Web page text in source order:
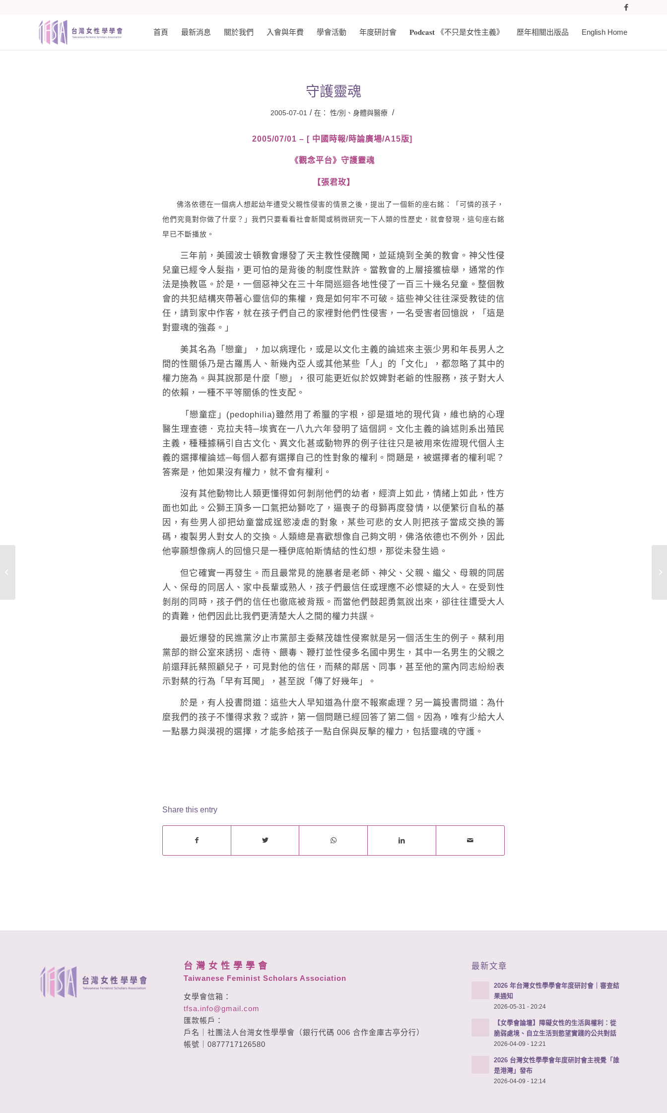
首頁 最新消息 關於我們 入會與年費 學會活動 年度研討會 𝐏𝐨𝐝𝐜𝐚𝐬𝐭 《不只是女性主義》 歷年相關出版品 English Home
守護靈魂
2005-07-01 / 在： 性/別、身體與醫療 /
2005/07/01 – [ 中國時報/時論廣場/A15版]
《觀念平台》守護靈魂
【張君玫】
佛洛依德在一個病人想起幼年遭受父親性侵害的情景之後，提出了一個新的座右銘：「可憐的孩子，
他們究竟對你做了什麼？」我們只要看看社會新聞或稍微研究一下人類的性歷史，就會發現，這句座右銘
早已不斷播放。
三年前，美國波士頓教會爆發了天主教性侵醜聞，並延燒到全美的教會。神父性侵
兒童已經令人髮指，更可怕的是背後的制度性默許。當教會的上層接獲檢舉，通常的作
法是換教區。於是，一個惡神父在三十年間巡迴各地性侵了一百三十幾名兒童。整個教
會的共犯結構夾帶著心靈信仰的集權，竟是如何牢不可破。這些神父往往深受教徒的信
任，請到家中作客，就在孩子們自己的家裡對他們性侵害，一名受害者回憶說，「這是
對靈魂的強姦。」
美其名為「戀童」，加以病理化，或是以文化主義的論述來主張少男和年長男人之
間的性關係乃是古羅馬人、新幾內亞人或其他某些「人」的「文化」，都忽略了其中的
權力施為。與其說那是什麼「戀」，很可能更近似於奴婢對老爺的性服務，孩子對大人
的依賴，一種不平等關係的性支配。
「戀童症」(pedophilia)雖然用了希臘的字根，卻是道地的現代貨，維也納的心理
醫生理查德．克拉夫特─埃賓在一八九六年發明了這個詞。文化主義的論述則系出殖民
主義，種種據稱引自古文化、異文化甚或動物界的例子往往只是被用來佐證現代個人主
義的選擇權論述─每個人都有選擇自己的性對象的權利。問題是，被選擇者的權利呢？
答案是，他如果沒有權力，就不會有權利。
沒有其他動物比人類更懂得如何剝削他們的幼者，經濟上如此，情緒上如此，性方
面也如此。公獅王頂多一口氣把幼獅吃了，逼喪子的母獅再度發情，以便繁衍自私的基
因，有些男人卻把幼童當成逞慾凌虐的對象，某些可悲的女人則把孩子當成交換的籌
碼，複製男人對女人的交換。人類總是喜歡想像自己夠文明，佛洛依德也不例外，因此
他寧願想像病人的回憶只是一種伊底帕斯情結的性幻想，那從未發生過。
但它確實一再發生。而且最常見的施暴者是老師、神父、父親、繼父、母親的同居
人、保母的同居人、家中長輩或熟人，孩子們最信任或理應不必懷疑的大人。在受到性
剝削的同時，孩子們的信任也徹底被背叛。而當他們鼓起勇氣說出來，卻往往遭受大人
的責難，他們因此比我們更清楚大人之間的權力共謀。
最近爆發的民進黨汐止市黨部主委蔡茂雄性侵案就是另一個活生生的例子。蔡利用
黨部的辦公室來誘拐、虐待、餵毒、鞭打並性侵多名國中男生，其中一名男生的父親之
前還拜託蔡照顧兒子，可見對他的信任，而蔡的鄰居、同事，甚至他的黨內同志紛紛表
示對蔡的行為「早有耳聞」，甚至說「傳了好幾年」。
於是，有人投書問道：這些大人早知道為什麼不報案處理？另一篇投書問道：為什
麼我們的孩子不懂得求救？或許，第一個問題已經回答了第二個。因為，唯有少給大人
一點暴力與漠視的選擇，才能多給孩子一點自保與反擊的權力，包括靈魂的守護。
Share this entry
台 灣 女 性 學 學 會
Taiwanese Feminist Scholars Association
女學會信箱：
tfsa.info@gmail.com
匯款帳戶：
戶名｜社團法人台灣女性學學會（銀行代碼 006 合作金庫古亭分行）
帳號｜0877717126580
最新文章
2026 年台灣女性學學會年度研討會｜審查結
果通知
2026-05-31 - 20:24
【女學會論壇】障礙女性的生活與權利：從
脆弱處境、自立生活到慾望實踐的公共對話
2026-04-09 - 12:21
2026 台灣女性學學會年度研討會主視覺「誰
是港灣」發布
2026-04-09 - 12:14